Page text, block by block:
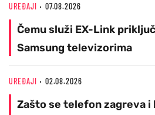
UREĐAJI 07.08.2026
Čemu služi EX-Link
Samsung televizorima
UREĐAJI 02.08.2026
Zašto se telefon zagreva i